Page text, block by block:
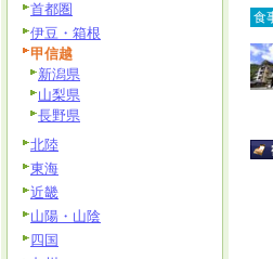
食
首都圏
伊豆・箱根
甲信越
新潟県
山梨県
長野県
北陸
東海
近畿
山陽・山陰
四国